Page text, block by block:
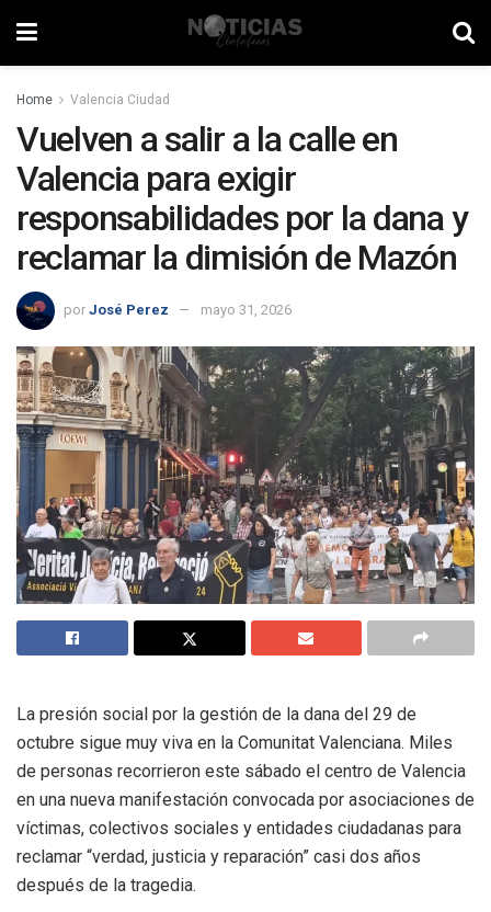
Home Valencia Ciudad
Vuelven a salir a la calle en
Valencia para exigir
responsabilidades por la dana y
reclamar la dimisión de Mazón
por José Perez mayo 31, 2026
La presión social por la gestión de la dana del 29 de
octubre sigue muy viva en la Comunitat Valenciana. Miles
de personas recorrieron este sábado el centro de Valencia
en una nueva manifestación convocada por asociaciones de
víctimas, colectivos sociales y entidades ciudadanas para
reclamar “verdad, justicia y reparación” casi dos años
después de la tragedia.